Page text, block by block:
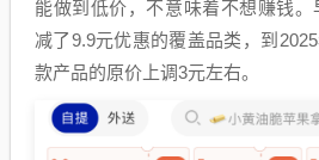
能做到低价，不意味着不想赚钱
减了9.9元优惠的覆盖品类，到
款产品的原价上调3元左右。